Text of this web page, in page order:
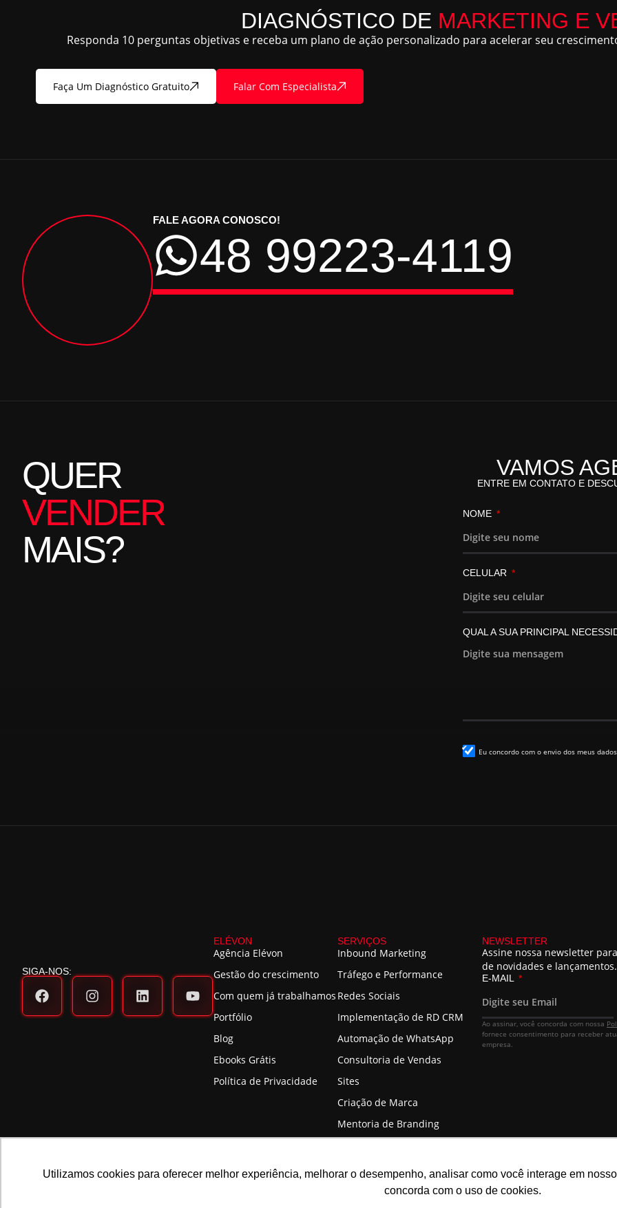
Utilizamos cookies para oferecer melhor experiência, melhorar o desempenho, analisar como você interage em
concorda com o uso de cookies.
DIAGNÓSTICO DE MARKETING E
Responda 10 perguntas objetivas e receba um plano de ação personalizado para acelerar seu
Faça Um Diagnóstico Gratuito Falar Com Especialista
FALE AGORA CONOSCO!
48 99223-4119
QUER
VENDER
MAIS?
VAMOS
ENTRE EM CONTATO E
NOME
CELULAR
QUAL A SUA PRINCIPAL
Eu concordo com o envio dos meus
SIGA-NOS:
ELÉVON
Agência Elévon
Gestão do crescimento
Com quem já trabalhamos
Portfólio
Blog
Ebooks Grátis
Política de Privacidade
SERVIÇOS
Inbound Marketing
Tráfego e Performance
Redes Sociais
Implementação de RD CRM
Automação de WhatsApp
Consultoria de Vendas
Sites
Criação de Marca
Mentoria de Branding
NEWSLETTER
Assine nossa newsletter
de novidades e lançamentos.
E-MAIL
Ao assinar, você concorda com nossa
fornece consentimento para receber
empresa.